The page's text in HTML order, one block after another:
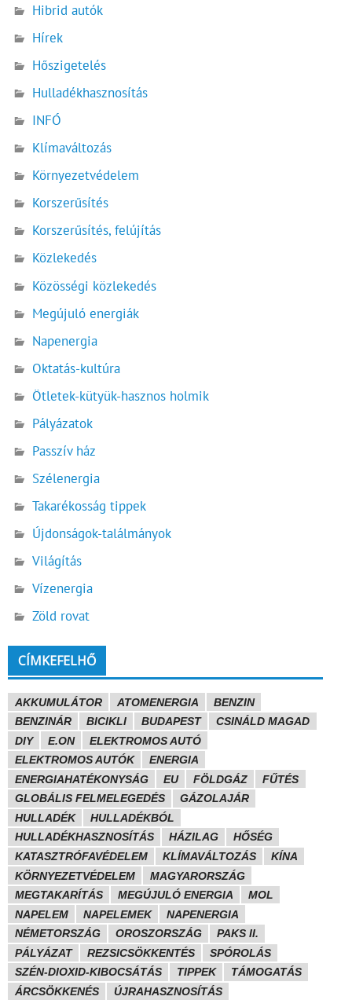
Hibrid autók
Hírek
Hőszigetelés
Hulladékhasznosítás
INFÓ
Klímaváltozás
Környezetvédelem
Korszerűsítés
Korszerűsítés, felújítás
Közlekedés
Közösségi közlekedés
Megújuló energiák
Napenergia
Oktatás-kultúra
Ötletek-kütyük-hasznos holmik
Pályázatok
Passzív ház
Szélenergia
Takarékosság tippek
Újdonságok-találmányok
Világítás
Vízenergia
Zöld rovat
CÍMKEFELHŐ
AKKUMULÁTOR ATOMENERGIA
BENZIN
BENZINÁR
BICIKLI BUDAPEST
CSINÁLD MAGAD
DIY
E.ON
ELEKTROMOS AUTÓ
ELEKTROMOS AUTÓK
ENERGIA
ENERGIAHATÉKONYSÁG
EU FÖLDGÁZ
FŰTÉS
GLOBÁLIS FELMELEGEDÉS
GÁZOLAJÁR
HULLADÉK
HULLADÉKBÓL
HULLADÉKHASZNOSÍTÁS
HÁZILAG
HŐSÉG
KATASZTRÓFAVÉDELEM
KLÍMAVÁLTOZÁS
KÍNA
KÖRNYEZETVÉDELEM
MAGYARORSZÁG
MEGTAKARÍTÁS
MEGÚJULÓ ENERGIA
MOL
NAPELEM
NAPELEMEK
NAPENERGIA
NÉMETORSZÁG
OROSZORSZÁG
PAKS II.
PÁLYÁZAT
REZSICSÖKKENTÉS
SPÓROLÁS
SZÉN-DIOXID-KIBOCSÁTÁS
TIPPEK
TÁMOGATÁS
ÁRCSÖKKENÉS
ÚJRAHASZNOSÍTÁS